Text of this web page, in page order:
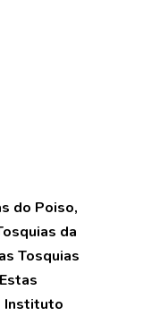
do Poiso,
da
Tosquias
Instituto